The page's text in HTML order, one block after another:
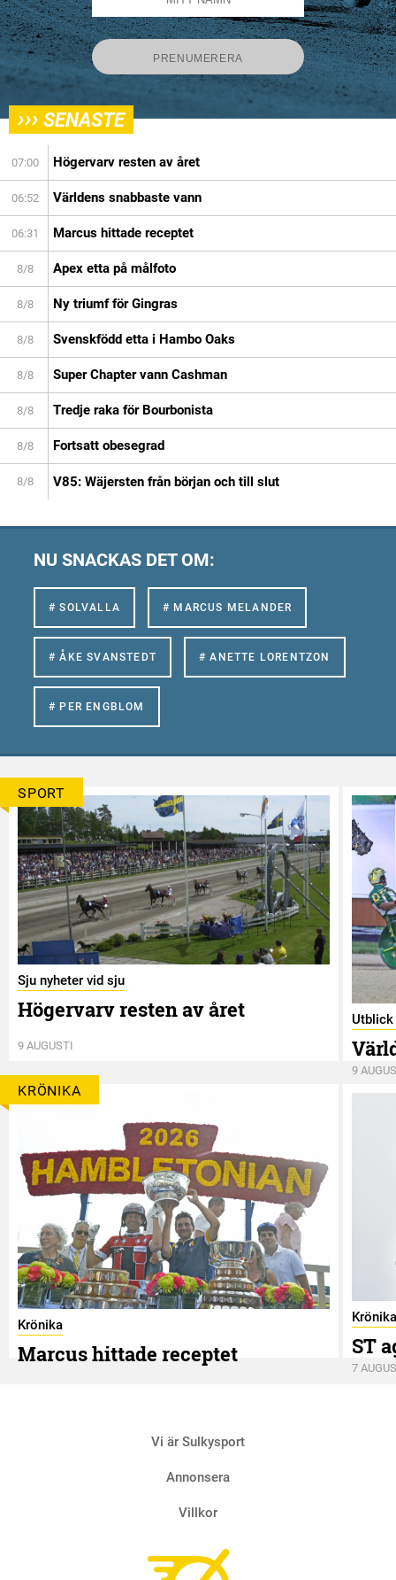
››› SENASTE
07:00 Högervarv resten av året
06:52 Världens snabbaste vann
06:31 Marcus hittade receptet
8/8 Apex etta på målfoto
8/8 Ny triumf för Gingras
8/8 Svenskfödd etta i Hambo Oaks
8/8 Super Chapter vann Cashman
8/8 Tredje raka för Bourbonista
8/8 Fortsatt obesegrad
8/8 V85: Wäjersten från början och till slut
NU SNACKAS DET OM:
# SOLVALLA # MARCUS MELANDER
# ÅKE SVANSTEDT # ANETTE LORENTZON
# PER ENGBLOM
SPORT
Sju nyheter vid sju
Högervarv resten av året
9 AUGUSTI
Utblick
9
KRÖNIKA
Krönika
Marcus hittade receptet
Krönika
ST
7
Vi är Sulkysport
Annonsera
Villkor